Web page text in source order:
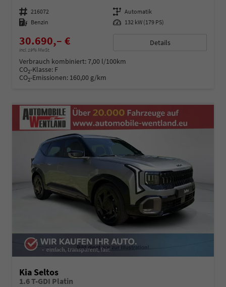
Fahrzeugnummer 216072 Getriebe Automatik
Kraftstoff Benzin Leistung 132 kW (179 PS)
30.690,– €
incl. 19% MwSt.
Details
Verbrauch kombiniert:7,00 l/100km
CO2-Klasse: F
CO2-Emissionen: 160,00 g/km
Kia Seltos
1.6 T-GDI Platin